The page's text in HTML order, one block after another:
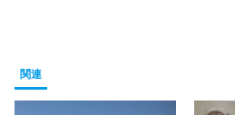
関連